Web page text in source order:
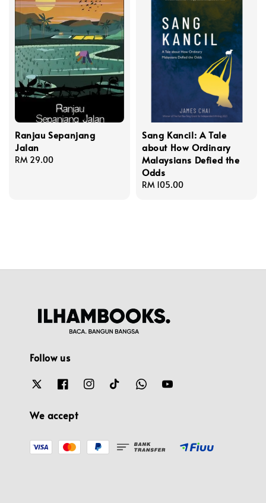
Ranjau Sepanjang
Jalan
Regular
RM 29.00
Sang Kancil: A Tale
about How Ordinary
Malaysians Defied the
Odds
Regular
RM 105.00
Follow us
We accept